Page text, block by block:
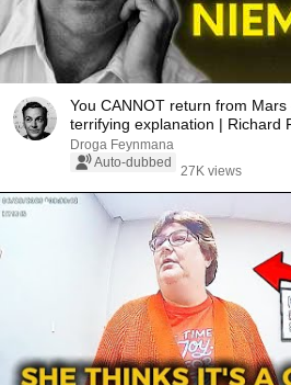
You CANNOT return from
terrifying explanation | Richard
Droga Feynmana
Auto-dubbed
27K views